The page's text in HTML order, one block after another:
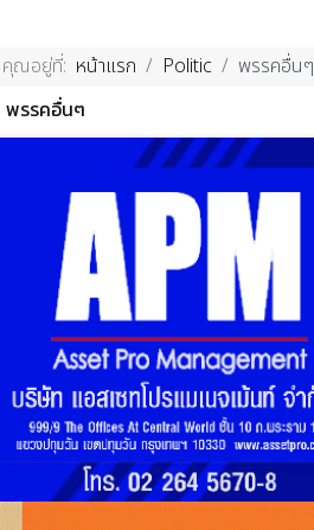
คุณอยู่ที่: หน้าแรก Politic
พรรคอื่นๆ
พรรคอื่นๆ